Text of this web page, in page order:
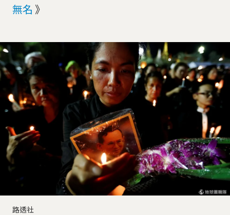
無名 》
路透社